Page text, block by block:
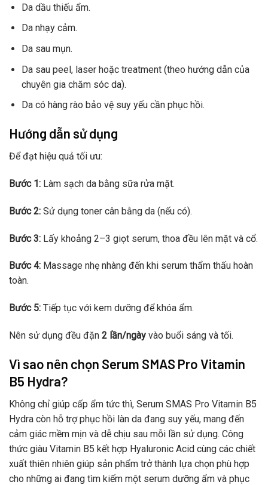
Da dầu thiếu ẩm.
Da nhạy cảm.
Da sau mụn.
Da sau peel, laser hoặc treatment (theo hướng dẫn của
chuyên gia chăm sóc da).
Da có hàng rào bảo vệ suy yếu cần phục hồi.
Hướng dẫn sử dụng
Để đạt hiệu quả tối ưu:
Bước 1: Làm sạch da bằng sữa rửa mặt.
Bước 2: Sử dụng toner cân bằng da (nếu có).
Bước 3: Lấy khoảng 2–3 giọt serum, thoa đều lên mặt và cổ.
Bước 4: Massage nhẹ nhàng đến khi serum thẩm thấu hoàn
toàn.
Bước 5: Tiếp tục với kem dưỡng để khóa ẩm.
Nên sử dụng đều đặn 2 lần/ngày vào buổi sáng và tối.
Vì sao nên chọn Serum SMAS Pro Vitamin
B5 Hydra?
Không chỉ giúp cấp ẩm tức thì, Serum SMAS Pro Vitamin B5
Hydra còn hỗ trợ phục hồi làn da đang suy yếu, mang đến
cảm giác mềm mịn và dễ chịu sau mỗi lần sử dụng. Công
thức giàu Vitamin B5 kết hợp Hyaluronic Acid cùng các chiết
xuất thiên nhiên giúp sản phẩm trở thành lựa chọn phù hợp
cho những ai đang tìm kiếm một serum dưỡng ẩm và phục